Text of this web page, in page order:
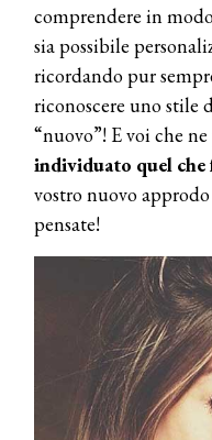
comprendere in
sia possibile
ricordando pur
riconoscere uno stile
“nuovo”! E voi che ne
individuato quel che
vostro nuovo
pensate!